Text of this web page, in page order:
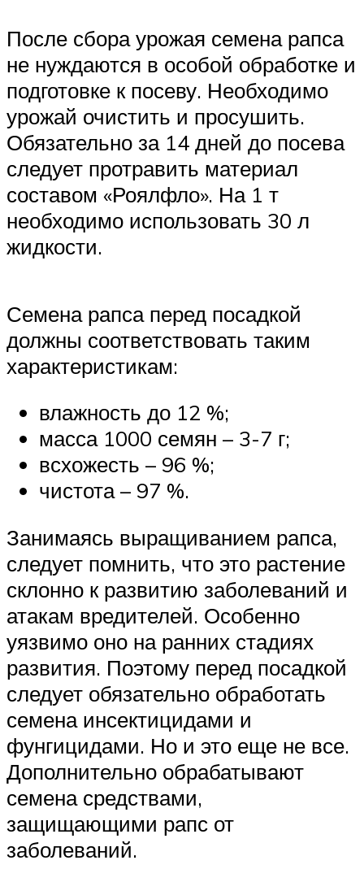
После сбора урожая семена рапса
не нуждаются в особой обработке и
подготовке к посеву. Необходимо
урожай очистить и просушить.
Обязательно за 14 дней до посева
следует протравить материал
составом «Роялфло». На 1 т
необходимо использовать 30 л
жидкости.
Семена рапса перед посадкой
должны соответствовать таким
характеристикам:
влажность до 12 %;
масса 1000 семян – 3-7 г;
всхожесть – 96 %;
чистота – 97 %.
Занимаясь выращиванием рапса,
следует помнить, что это растение
склонно к развитию заболеваний и
атакам вредителей. Особенно
уязвимо оно на ранних стадиях
развития. Поэтому перед посадкой
следует обязательно обработать
семена инсектицидами и
фунгицидами. Но и это еще не все.
Дополнительно обрабатывают
семена средствами,
защищающими рапс от
заболеваний.